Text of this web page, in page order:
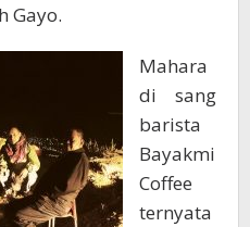
Gayo.
Mahara
di sang
barista
Bayakmi
Coffee
ternyata